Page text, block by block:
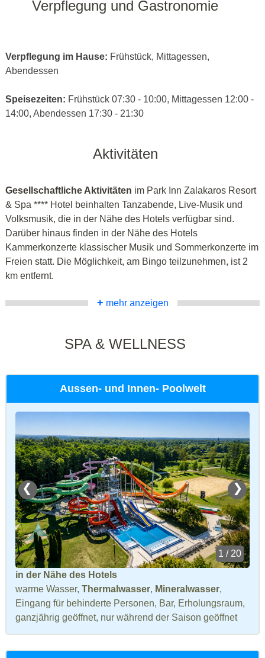
Verpflegung und Gastronomie
Verpflegung im Hause: Frühstück, Mittagessen,
Abendessen
Speisezeiten: Frühstück 07:30 - 10:00, Mittagessen 12:00 -
14:00, Abendessen 17:30 - 21:30
Aktivitäten
Gesellschaftliche Aktivitäten im Park Inn Zalakaros Resort
& Spa **** Hotel beinhalten Tanzabende, Live-Musik und
Volksmusik, die in der Nähe des Hotels verfügbar sind.
Darüber hinaus finden in der Nähe des Hotels
Kammerkonzerte klassischer Musik und Sommerkonzerte im
Freien statt. Die Möglichkeit, am Bingo teilzunehmen, ist 2
km entfernt.
+ mehr anzeigen
SPA & WELLNESS
Aussen- und Innen- Poolwelt
❮ ❯
1 / 20
in der Nähe des Hotels
warme Wasser, Thermalwasser, Mineralwasser,
Eingang für behinderte Personen, Bar, Erholungsraum,
ganzjährig geöffnet, nur während der Saison geöffnet